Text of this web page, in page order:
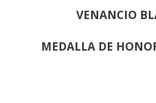
VENANCIO
MEDALLA DE